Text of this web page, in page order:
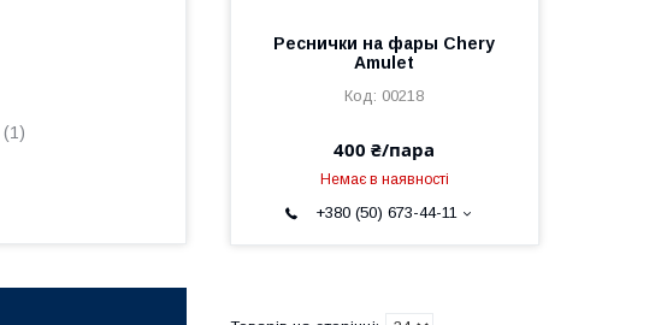
Реснички на фары Chery
Amulet
00218
400 ₴/пара
Немає в наявності
+380 (50) 673-44-11
1